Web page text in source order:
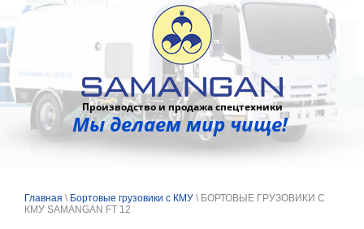
Производство и продажа спецтехники
Мы делаем мир чище!
Главная \ Бортовые грузовики с КМУ \ БОРТОВЫЕ ГРУЗОВИКИ С
КМУ SAMANGAN FT 12